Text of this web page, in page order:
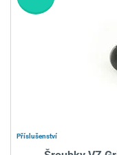
Příslušenství